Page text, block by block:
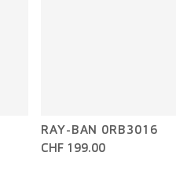
RAY-BAN 0RB3016
CHF 199.00